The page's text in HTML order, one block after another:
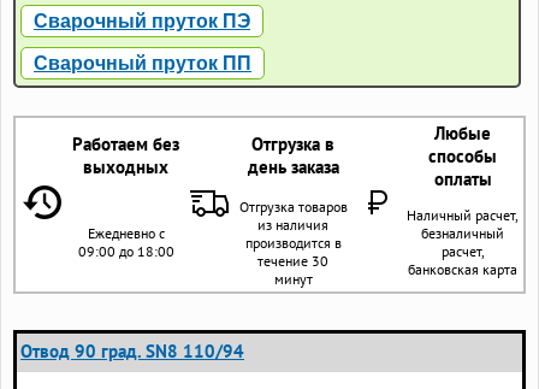
Сварочный пруток ПЭ
Сварочный пруток ПП
Работаем без
выходных
Отгрузка в
день заказа
Любые
способы
оплаты
Ежедневно с
09:00 до 18:00
Отгрузка товаров
из наличия
производится в
течение 30
минут
Наличный расчет,
безналичный
расчет,
банковская карта
Отвод 90 град. SN8 110/94